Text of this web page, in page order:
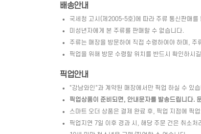
배송안내
국세청 고시(제2005-5호)에 따라 주류 통신판매를
미성년자에게 본 주류를 판매할 수 없습니다.
주류는 매장을 방문하여 직접 수령하여야 하며,
픽업을 위해 방문 수령할 위치를 반드시 확인하시
픽업안내
"강남와인"과 계약된 매장에서만 픽업 하실 수 있
픽업상품이 준비되면, 안내문자를 발송드립니다.
스마트 오더 상품은 결제 완료 후, 픽업 지점에 픽
픽업지연 7일 이후 경과 시, 해당 주문 건은 취소처